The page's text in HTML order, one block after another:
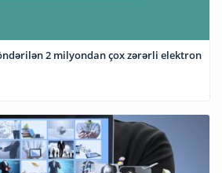
2 milyondan çox zərərli elektron